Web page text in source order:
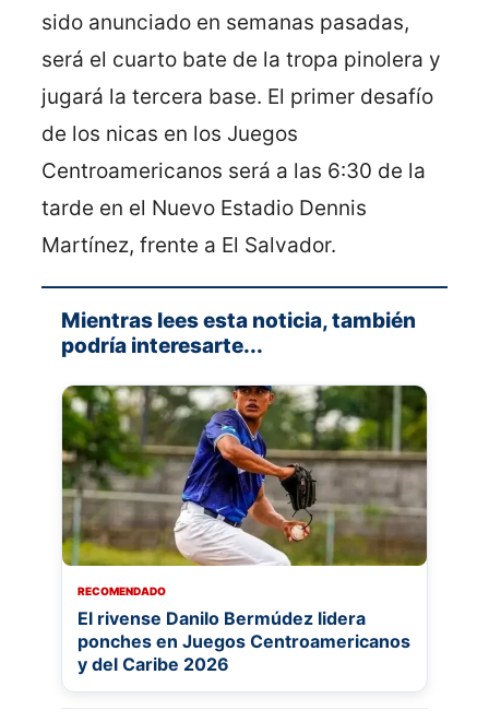
sido anunciado en semanas pasadas,
será el cuarto bate de la tropa pinolera y
jugará la tercera base. El primer desafío
de los nicas en los Juegos
Centroamericanos será a las 6:30 de la
tarde en el Nuevo Estadio Dennis
Martínez, frente a El Salvador.
Mientras lees esta noticia, también
podría interesarte...
RECOMENDADO
El rivense Danilo Bermúdez lidera
ponches en Juegos Centroamericanos
y del Caribe 2026